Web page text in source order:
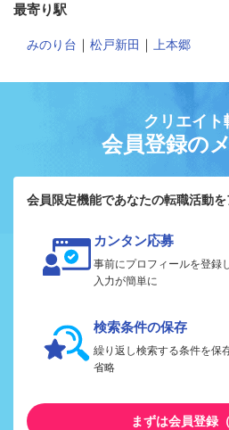
最寄り駅
みのり台 ｜ 松戸新田 ｜ 上本郷
クリエイト
会員登録の
会員限定機能であなたの転職活動を
カンタン応募
事前にプロフィールを登録
入力が簡単に
検索条件の保存
繰り返し検索する条件を保
省略
まずは会員登録